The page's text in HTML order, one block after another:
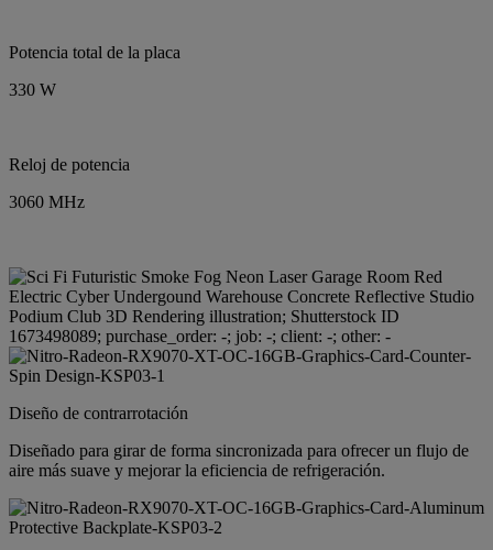
Potencia total de la placa
330 W
Reloj de potencia
3060 MHz
Diseño de contrarrotación
Diseñado para girar de forma sincronizada para ofrecer un flujo de
aire más suave y mejorar la eficiencia de refrigeración.